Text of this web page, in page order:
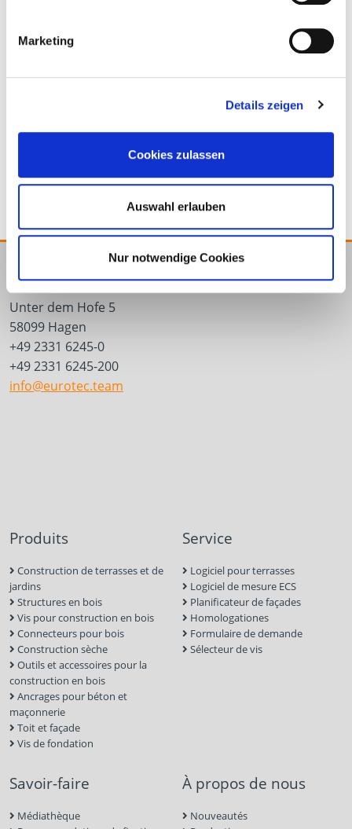
Marketing
Details zeigen
Cookies zulassen
Auswahl erlauben
Nur notwendige Cookies
Renvoi d'angle de
Porte-embout à
remplacement rapide
E.u.r.o.Tec GmbH
Unter dem Hofe 5
58099 Hagen
+49 2331 6245-0
+49 2331 6245-200
info@eurotec.team
Produits
Construction de terrasses et de
jardins
Structures en bois
Vis pour construction en bois
Connecteurs pour bois
Construction sèche
Outils et accessoires pour la
construction en bois
Ancrages pour béton et
maçonnerie
Toit et façade
Vis de fondation
Service
Logiciel pour terrasses
Logiciel de mesure ECS
Planificateur de façades
Homologationes
Formulaire de demande
Sélecteur de vis
Savoir-faire
Médiathèque
À propos de nous
Nouveautés